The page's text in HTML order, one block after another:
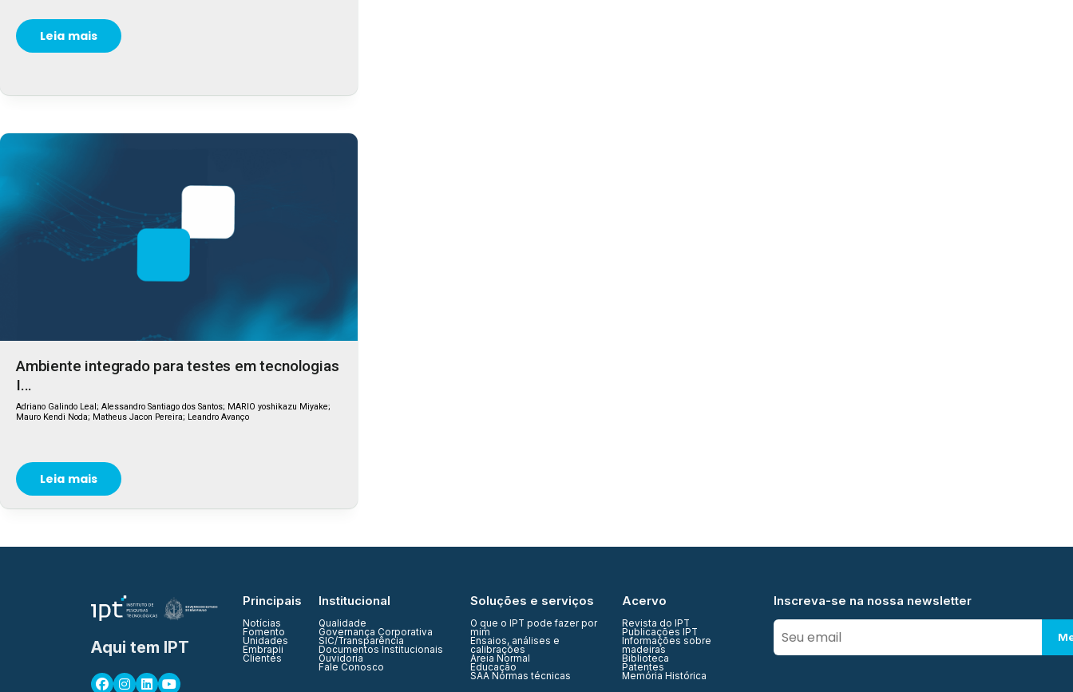
Leia mais
Ambiente integrado para testes em tecnologias
I...
Adriano Galindo Leal; Alessandro Santiago dos Santos; MARIO yoshikazu Miyake;
Mauro Kendi Noda; Matheus Jacon Pereira; Leandro Avanço
Leia mais
Aqui tem IPT
Principais
Notícias
Fomento
Unidades
Embrapii
Clientes
Institucional
Qualidade
Governança Corporativa
SIC/Transparência
Documentos Institucionais
Ouvidoria
Fale Conosco
Soluções e serviços
O que o IPT pode fazer por
mim
Ensaios, análises e
calibrações
Areia Normal
Educação
SAA Normas técnicas
Acervo
Revista do IPT
Publicações IPT
Informações sobre
madeiras
Biblioteca
Patentes
Memória Histórica
Inscreva-se na nossa newsletter